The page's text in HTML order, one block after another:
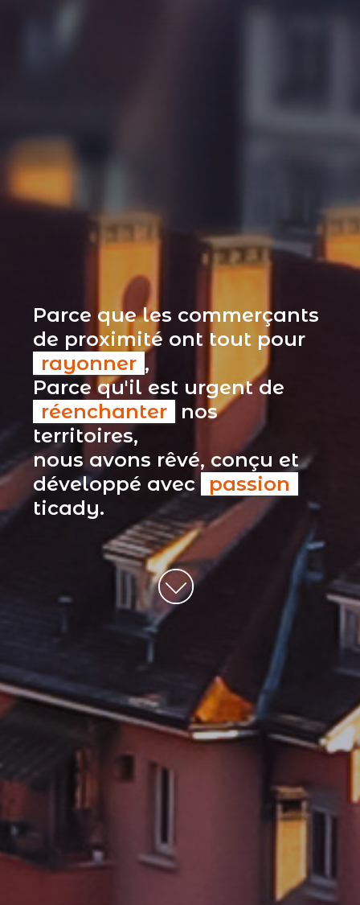
Parce que les commerçants
de proximité ont tout pour
rayonner ,
Parce qu'il est urgent de
réenchanter
nos
territoires,
nous avons rêvé, conçu et
développé avec passion
ticady.